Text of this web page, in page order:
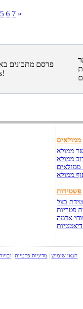
5 6 7 »
ממולאים
ממולא
ממולא
ממולאים
ממולא
פשטידות
בצל
פטריות
אדמה
תנאי שימוש מדיניות פרטיות